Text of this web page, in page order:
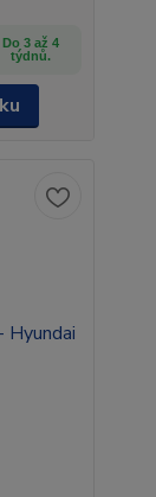
Do 3 až 4
týdnů.